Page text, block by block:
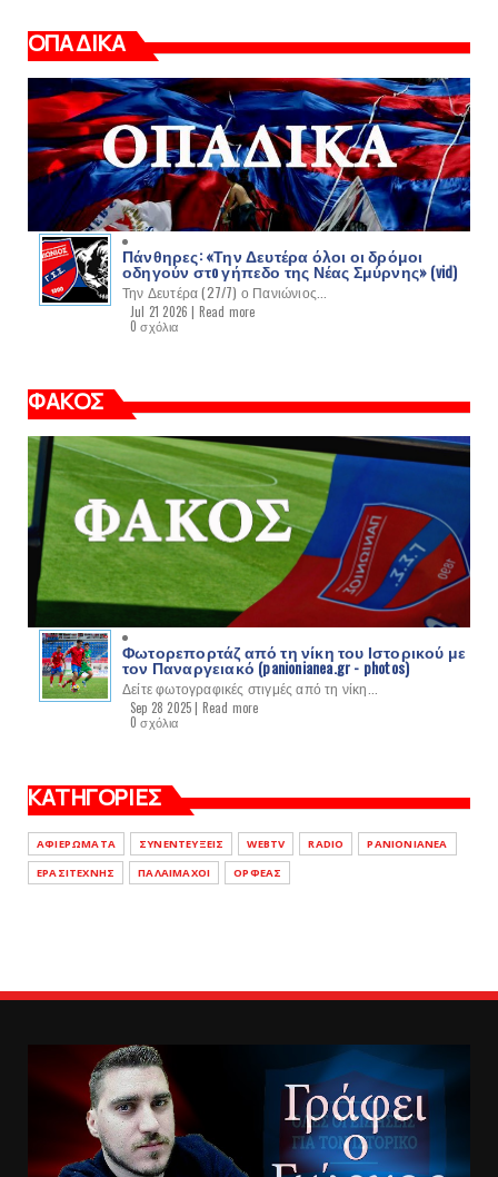
ΟΠΑΔΙΚΑ
Πάνθηρες: «Την Δευτέρα όλοι οι δρόμοι
οδηγούν στo γήπεδο της Νέας Σμύρνης» (vid)
Την Δευτέρα (27/7) ο Πανιώνιος...
Jul 21 2026 | Read more
0 σχόλια
ΦΑΚΟΣ
Φωτορεπορτάζ από τη νίκη του Ιστορικού με
τον Παναργειακό (panionianea.gr - photos)
Δείτε φωτογραφικές στιγμές από τη νίκη...
Sep 28 2025 | Read more
0 σχόλια
ΚΑΤΗΓΟΡΙΕΣ
ΑΦΙΕΡΩΜΑΤΑ ΣΥΝΕΝΤΕΥΞΕΙΣ WEBTV RADIO
PANIONIANEA
ΕΡΑΣΙΤΕΧΝΗΣ
ΠΑΛΑΙΜΑΧΟΙ ΟΡΦΕΑΣ